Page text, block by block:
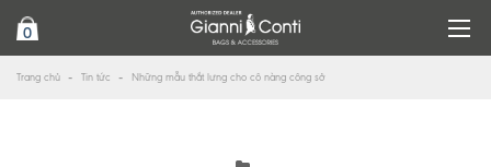
0
Trang chủ Tin tức Những mẫu thắt lưng cho cô nàng công sở